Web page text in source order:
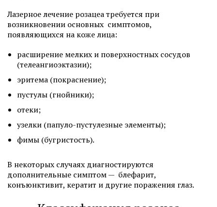
Лазерное лечение розацеа требуется при
возникновении основных симптомов,
появляющихся на коже лица:
расширение мелких и поверхностных сосудов
(телеангиоэктазии);
эритема (покраснение);
пустулы (гнойники);
отеки;
узелки (папуло-пустулезные элементы);
фимы (бугристость).
В некоторых случаях диагностируются
дополнительные симптом — блефарит,
конъюнктивит, кератит и другие поражения глаз.